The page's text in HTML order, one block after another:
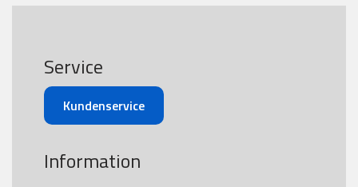
Service
Kundenservice
Information